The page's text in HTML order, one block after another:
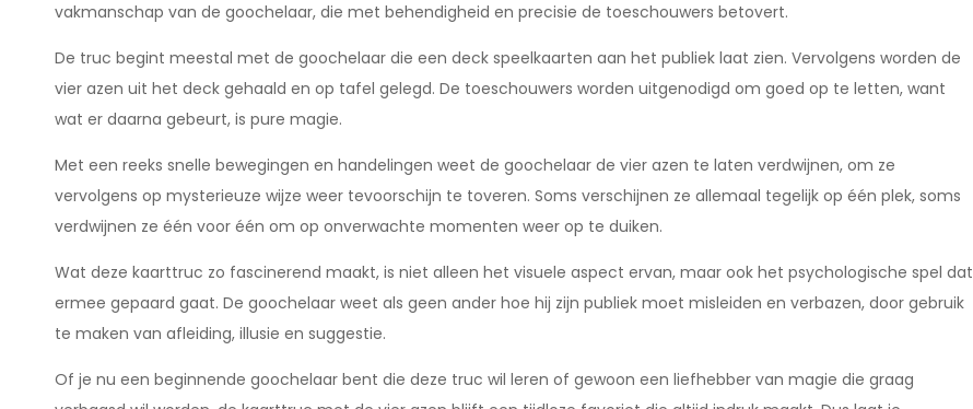
vakmanschap van de goochelaar, die met behendigheid en precisie de toeschouwers betovert.
De truc begint meestal met de goochelaar die een deck speelkaarten aan het publiek laat zien. Vervolgens worden de
vier azen uit het deck gehaald en op tafel gelegd. De toeschouwers worden uitgenodigd om goed op te letten, want
wat er daarna gebeurt, is pure magie.
Met een reeks snelle bewegingen en handelingen weet de goochelaar de vier azen te laten verdwijnen, om ze
vervolgens op mysterieuze wijze weer tevoorschijn te toveren. Soms verschijnen ze allemaal tegelijk op één plek, soms
verdwijnen ze één voor één om op onverwachte momenten weer op te duiken.
Wat deze kaarttruc zo fascinerend maakt, is niet alleen het visuele aspect ervan, maar ook het psychologische spel dat
ermee gepaard gaat. De goochelaar weet als geen ander hoe hij zijn publiek moet misleiden en verbazen, door gebruik
te maken van afleiding, illusie en suggestie.
Of je nu een beginnende goochelaar bent die deze truc wil leren of gewoon een liefhebber van magie die graag